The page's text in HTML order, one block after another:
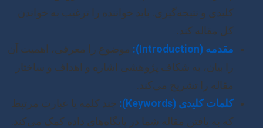
کلیدی و نتیجه‌گیری. باید خواننده را ترغیب به خواندن
کل مقاله کند.
مقدمه (Introduction):
موضوع را معرفی، اهمیت آن
را بیان، به شکاف پژوهشی اشاره و اهداف و ساختار
مقاله را تشریح می‌کند.
کلمات کلیدی (Keywords):
چند کلمه یا عبارت مرتبط
که به یافتن مقاله شما در پایگاه‌های داده کمک می‌کند.